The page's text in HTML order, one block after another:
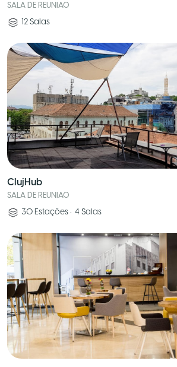
SALA DE REUNIAO
12 Salas
ClujHub
SALA DE REUNIAO
30 Estações • 4 Salas